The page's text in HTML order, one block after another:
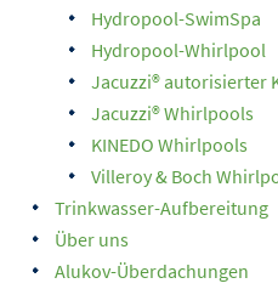
Hydropool-SwimSpa
Hydropool-Whirlpool
Jacuzzi® autorisierter
Jacuzzi® Whirlpools
KINEDO Whirlpools
Villeroy & Boch
Trinkwasser-Aufbereitung
Über uns
Alukov-Überdachungen